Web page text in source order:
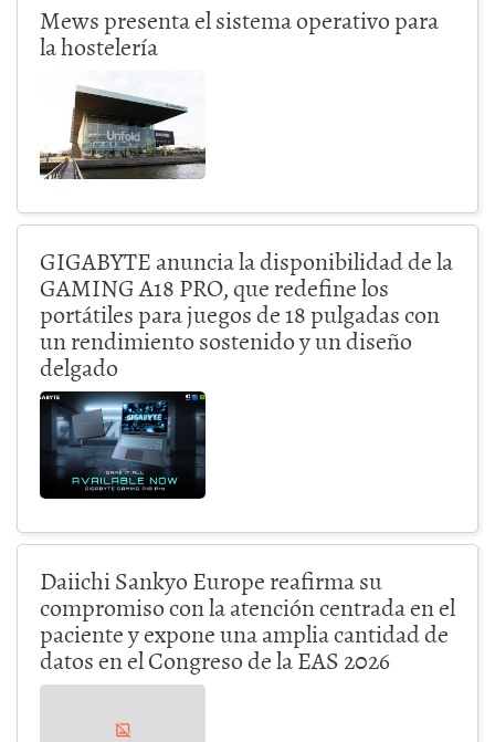
Mews presenta el sistema operativo para
la hostelería
GIGABYTE anuncia la disponibilidad de la
GAMING A18 PRO, que redefine los
portátiles para juegos de 18 pulgadas con
un rendimiento sostenido y un diseño
delgado
Daiichi Sankyo Europe reafirma su
compromiso con la atención centrada en el
paciente y expone una amplia cantidad de
datos en el Congreso de la EAS 2026